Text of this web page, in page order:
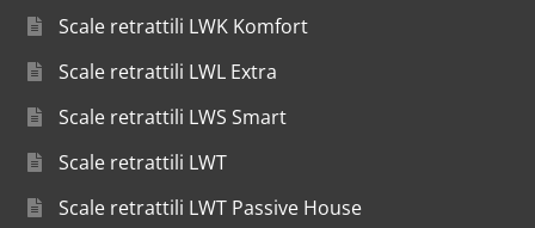
Scale retrattili LWK Komfort
Scale retrattili LWL Extra
Scale retrattili LWS Smart
Scale retrattili LWT
Scale retrattili LWT Passive House